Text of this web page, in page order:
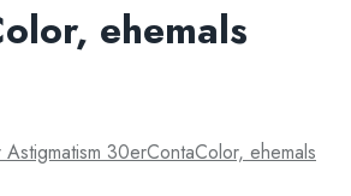
ehemals
30erContaColor, ehemals